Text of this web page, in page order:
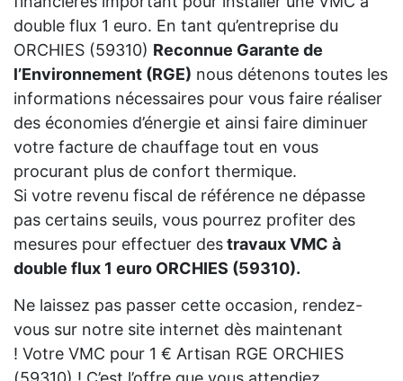
double flux 1 euro. En tant qu’entreprise du
ORCHIES (59310) Reconnue Garante de
l’Environnement (RGE) nous détenons toutes les
informations nécessaires pour vous faire réaliser
des économies d’énergie et ainsi faire diminuer
votre facture de chauffage tout en vous
procurant plus de confort thermique.
Si votre revenu fiscal de référence ne dépasse
pas certains seuils, vous pourrez profiter des
mesures pour effectuer destravaux VMC à
double flux 1 euro ORCHIES (59310).
Ne laissez pas passer cette occasion, rendez-
vous sur notre site internet dès maintenant
! Votre VMC pour 1 € Artisan RGE ORCHIES